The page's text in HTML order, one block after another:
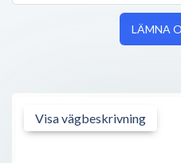
LÄMNA
Visa vägbeskrivning